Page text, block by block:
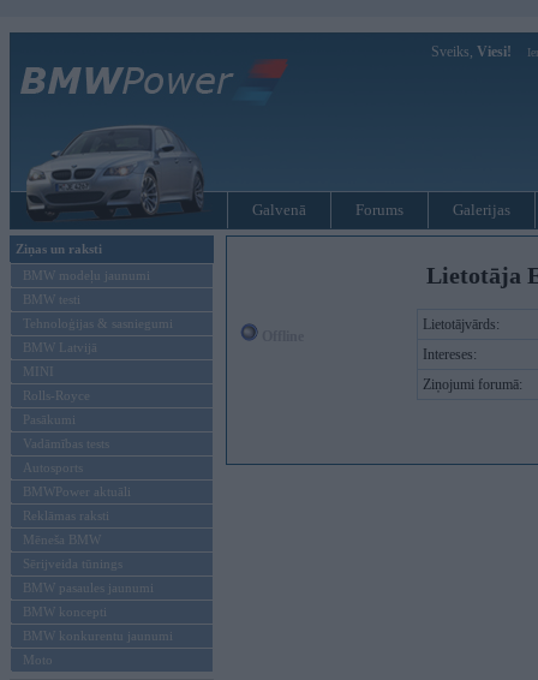
Sveiks, Viesi!
Galvenā Forums Galerijas
Ziņas un raksti
BMW modeļu jaunumi
BMW testi
Tehnoloģijas & sasniegumi
BMW Latvijā
MINI
Rolls-Royce
Pasākumi
Vadāmības tests
Autosports
BMWPower aktuāli
Reklāmas raksti
Mēneša BMW
Sērijveida tūnings
BMW pasaules jaunumi
BMW koncepti
BMW konkurentu jaunumi
Moto
Lietotāja
Lietotājvārds:
Intereses:
Ziņojumi forumā: